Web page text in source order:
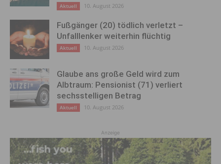
Aktuell 10. August 2026
Fußgänger (20) tödlich verletzt –
Unfalllenker weiterhin flüchtig
Aktuell 10. August 2026
Glaube ans große Geld wird zum
Albtraum: Pensionist (71) verliert
sechsstelligen Betrag
Aktuell 10. August 2026
Anzeige